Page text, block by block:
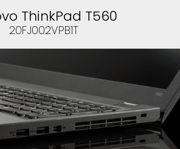
ThinkPad T560
20FJ002VPB1T